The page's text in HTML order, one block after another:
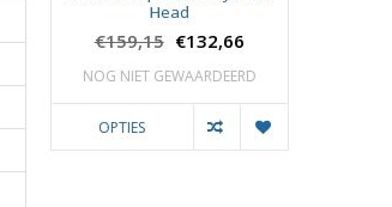
Head
€159,15 €132,66
NOG NIET GEWAARDEERD
OPTIES